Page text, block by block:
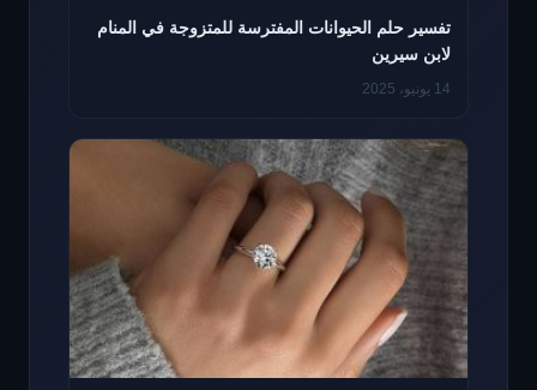
تفسير حلم الحيوانات المفترسة للمتزوجة في المنام
لابن سيرين
14 يونيو، 2025